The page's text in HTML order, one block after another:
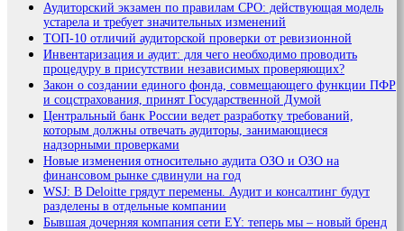
Аудиторский экзамен по правилам СРО: действующая модель
устарела и требует значительных изменений
ТОП-10 отличий аудиторской проверки от ревизионной
Инвентаризация и аудит: для чего необходимо проводить
процедуру в присутствии независимых проверяющих?
Закон о создании единого фонда, совмещающего функции ПФР
и соцстрахования, принят Государственной Думой
Центральный банк России ведет разработку требований,
которым должны отвечать аудиторы, занимающиеся
надзорными проверками
Новые изменения относительно аудита ОЗО и ОЗО на
финансовом рынке сдвинули на год
WSJ: В Deloitte грядут перемены. Аудит и консалтинг будут
разделены в отдельные компании
Бывшая дочерняя компания сети EY: теперь мы – новый бренд